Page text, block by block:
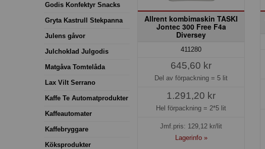
Godis Konfektyr Snacks
Gryta Kastrull Stekpanna
Julens gåvor
Julchoklad Julgodis
Matgåva Tomtelåda
Lax Vilt Serrano
Kaffe Te Automatprodukter
Kaffeautomater
Kaffebryggare
Köksprodukter
Allrent kombimaskin TASKI
Jontec 300 Free F4a
Diversey
411280
645,60 kr
Del av förpackning = 5 lit
1.291,20 kr
Hel förpackning = 2*5 lit
Jmf.pris: 129,12 kr/lit
Lagerinfo »